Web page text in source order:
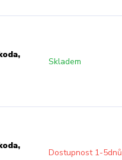
Skladem
Dostupnost 1-5dnů